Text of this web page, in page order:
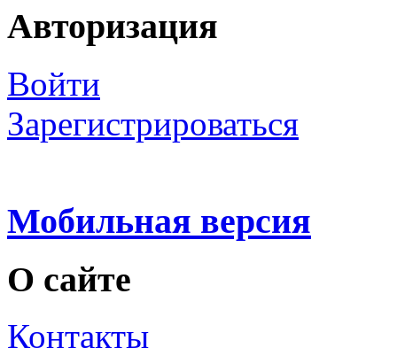
Авторизация
Войти
Зарегистрироваться
Мобильная версия
О сайте
Контакты